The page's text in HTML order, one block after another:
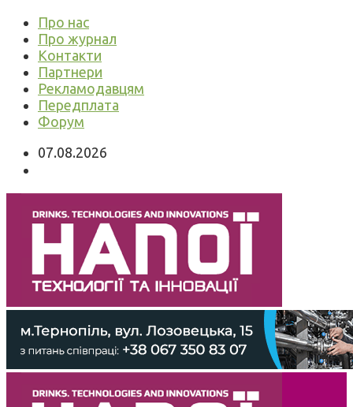
Про нас
Про журнал
Контакти
Партнери
Рекламодавцям
Передплата
Форум
07.08.2026